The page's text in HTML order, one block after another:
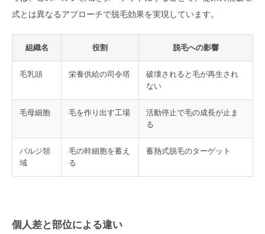
式とは異なるアプローチで脱毛効果を実現しています。
組織名 役割 脱毛への影響
毛乳頭 栄養供給の司令塔
破壊されると毛が再生され
ない
毛母細胞 毛を作り出す工場
活動停止で毛の成長が止ま
る
バルジ領
域
毛の幹細胞を蓄え
る
蓄熱式脱毛のターゲット
個人差と部位による違い